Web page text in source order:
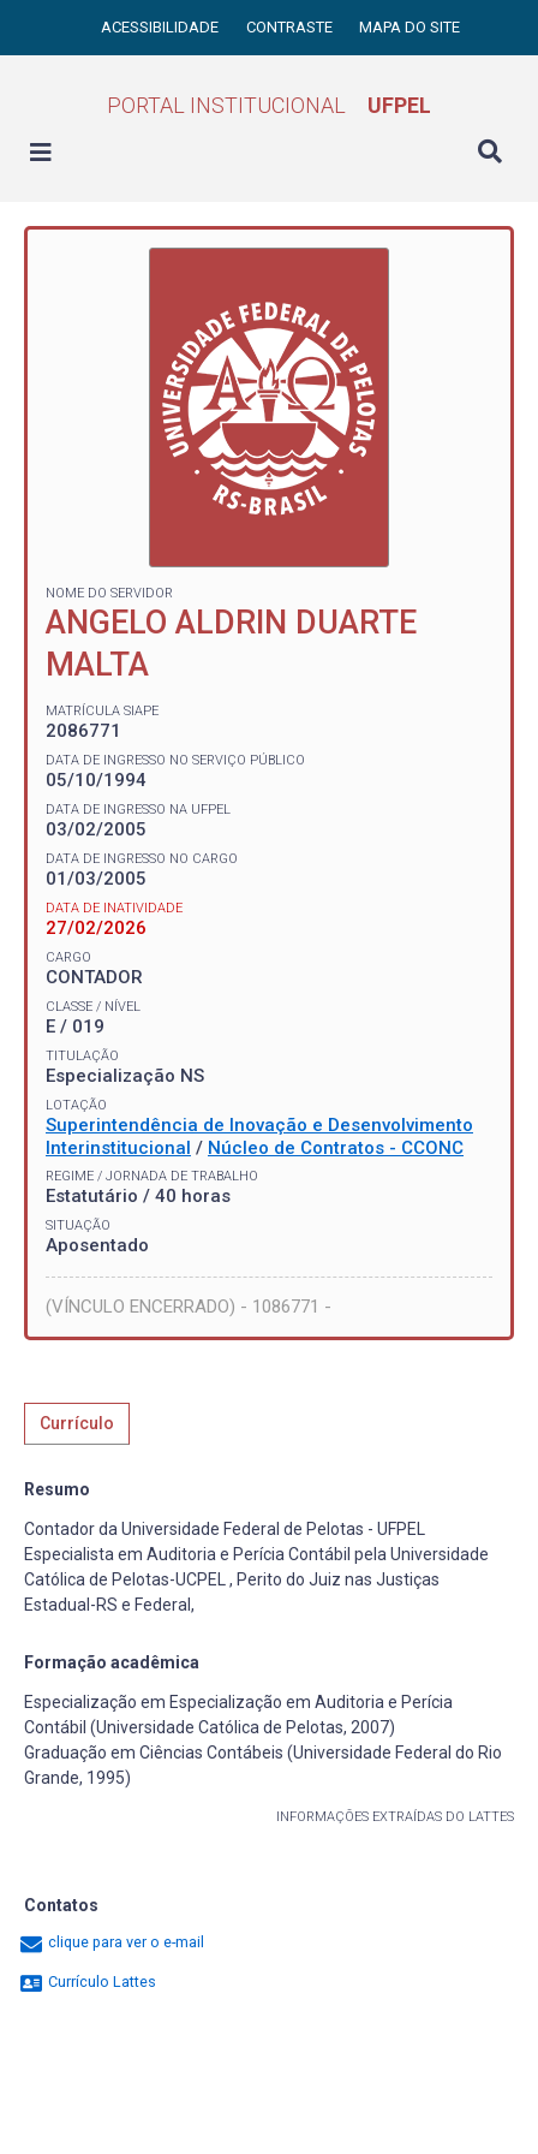
ACESSIBILIDADE CONTRASTE MAPA DO SITE
PORTAL INSTITUCIONAL UFPEL
NOME DO SERVIDOR
ANGELO ALDRIN DUARTE
MALTA
MATRÍCULA SIAPE
2086771
DATA DE INGRESSO NO SERVIÇO PÚBLICO
05/10/1994
DATA DE INGRESSO NA UFPEL
03/02/2005
DATA DE INGRESSO NO CARGO
01/03/2005
DATA DE INATIVIDADE
27/02/2026
CARGO
CONTADOR
CLASSE / NÍVEL
E / 019
TITULAÇÃO
Especialização NS
LOTAÇÃO
Superintendência de Inovação e Desenvolvimento
Interinstitucional / Núcleo de Contratos - CCONC
REGIME / JORNADA DE TRABALHO
Estatutário / 40 horas
SITUAÇÃO
Aposentado
(VÍNCULO ENCERRADO) - 1086771 -
Currículo
Resumo
Contador da Universidade Federal de Pelotas - UFPEL
Especialista em Auditoria e Perícia Contábil pela Universidade
Católica de Pelotas-UCPEL , Perito do Juiz nas Justiças
Estadual-RS e Federal,
Formação acadêmica
Especialização em Especialização em Auditoria e Perícia
Contábil (Universidade Católica de Pelotas, 2007)
Graduação em Ciências Contábeis (Universidade Federal do Rio
Grande, 1995)
INFORMAÇÕES EXTRAÍDAS DO LATTES
Contatos
clique para ver o e-mail
Currículo Lattes